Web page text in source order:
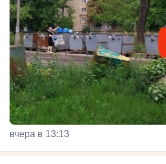
вчера в 13:13